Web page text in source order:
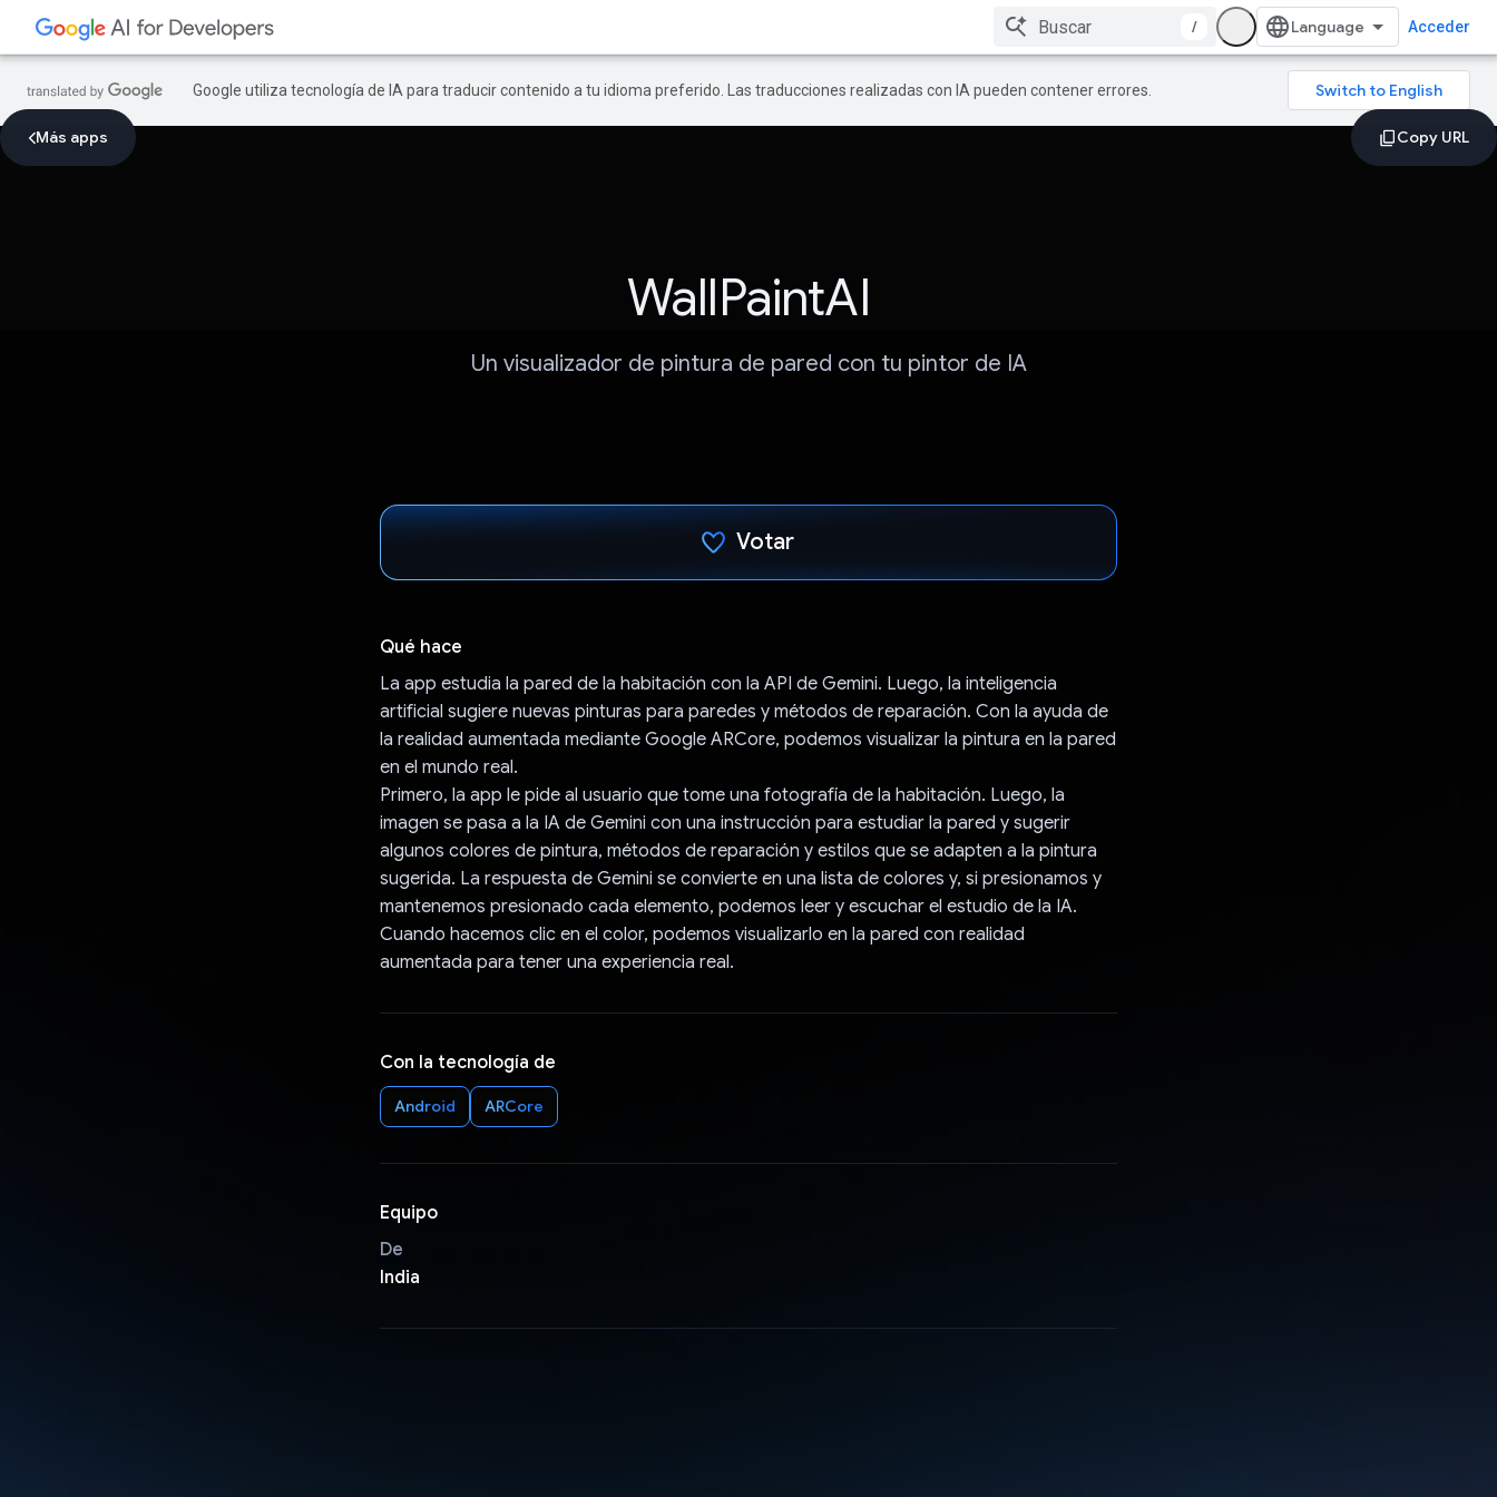
/ Acceder
Google utiliza tecnología de IA para traducir contenido a tu idioma preferido. Las traducciones realizadas con IA pueden contener errores.
Más apps
WallPaintAI
Un visualizador de pintura de pared con tu pintor de IA
Votar
Qué hace
La app estudia la pared de la habitación con la API de Gemini. Luego, la inteligencia
artificial sugiere nuevas pinturas para paredes y métodos de reparación. Con la ayuda de
la realidad aumentada mediante Google ARCore, podemos visualizar la pintura en la pared
en el mundo real.
Primero, la app le pide al usuario que tome una fotografía de la habitación. Luego, la
imagen se pasa a la IA de Gemini con una instrucción para estudiar la pared y sugerir
algunos colores de pintura, métodos de reparación y estilos que se adapten a la pintura
sugerida. La respuesta de Gemini se convierte en una lista de colores y, si presionamos y
mantenemos presionado cada elemento, podemos leer y escuchar el estudio de la IA.
Cuando hacemos clic en el color, podemos visualizarlo en la pared con realidad
aumentada para tener una experiencia real.
Con la tecnología de
Android ARCore
Equipo
De
India